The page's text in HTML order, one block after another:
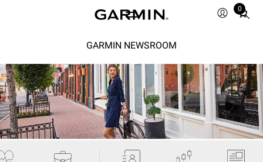
0
Total
0
GARMIN NEWSROOM